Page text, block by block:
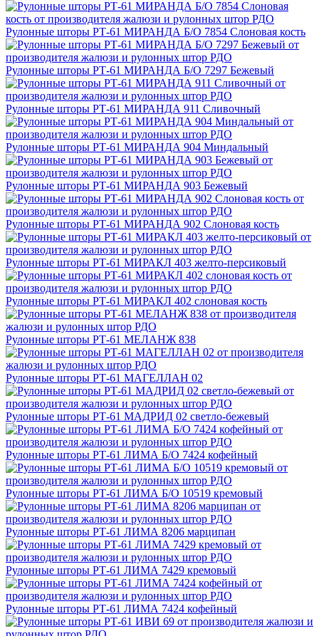
Рулонные шторы РТ-61 МИРАНДА Б/О 7854 Слоновая кость
Рулонные шторы РТ-61 МИРАНДА Б/О 7297 Бежевый
Рулонные шторы РТ-61 МИРАНДА 911 Сливочный
Рулонные шторы РТ-61 МИРАНДА 904 Миндальный
Рулонные шторы РТ-61 МИРАНДА 903 Бежевый
Рулонные шторы РТ-61 МИРАНДА 902 Слоновая кость
Рулонные шторы РТ-61 МИРАКЛ 403 желто-персиковый
Рулонные шторы РТ-61 МИРАКЛ 402 слоновая кость
Рулонные шторы РТ-61 МЕЛАНЖ 838
Рулонные шторы РТ-61 МАГЕЛЛАН 02
Рулонные шторы РТ-61 МАДРИД 02 светло-бежевый
Рулонные шторы РТ-61 ЛИМА Б/О 7424 кофейный
Рулонные шторы РТ-61 ЛИМА Б/О 10519 кремовый
Рулонные шторы РТ-61 ЛИМА 8206 марципан
Рулонные шторы РТ-61 ЛИМА 7429 кремовый
Рулонные шторы РТ-61 ЛИМА 7424 кофейный